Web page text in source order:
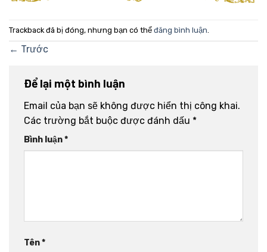
Trackback đã bị đóng, nhưng bạn có thể đăng bình luận
← Trước
Để lại một bình luận
Email của bạn sẽ không được hiển thị công khai.
Các trường bắt buộc được đánh dấu *
Bình luận*
Tên*